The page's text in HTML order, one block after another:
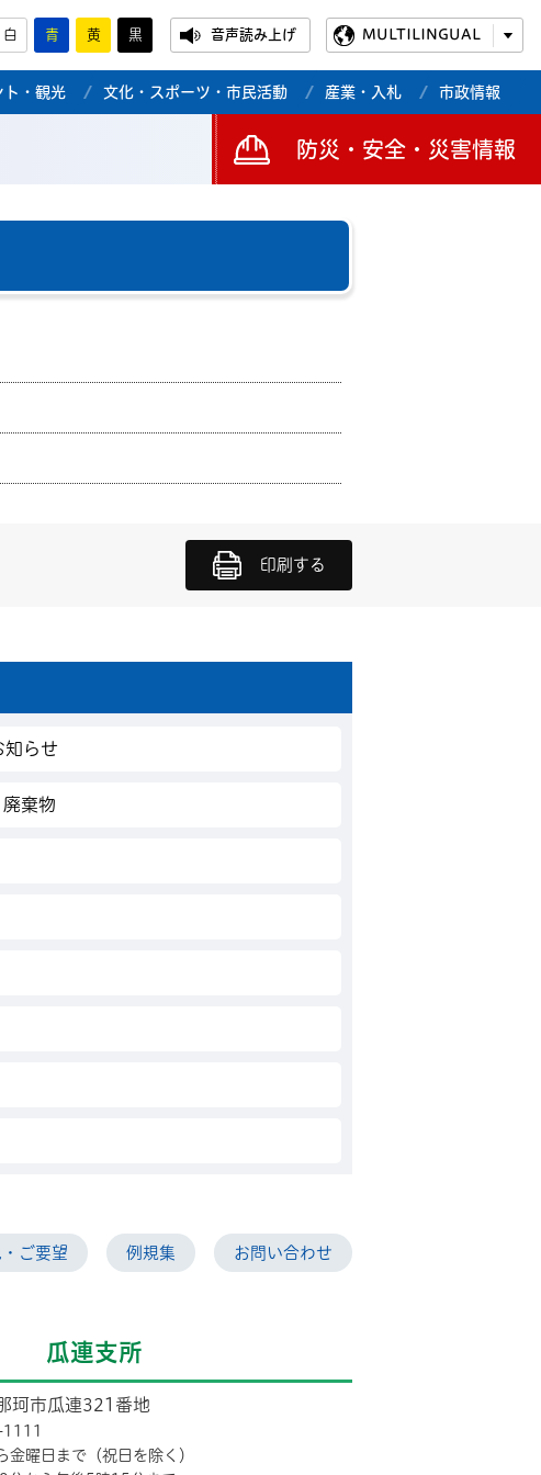
白 青 黄 黒 音声読み上げ MULTILINGUAL
ト・観光 文化・スポーツ・市民活動 産業・入札 市政情報
防災・安全・災害情報
印刷する
知らせ
棄物
ご要望 例規集 お問い合わせ
瓜連支所
珂市瓜連321番地
金曜日まで（祝日を除く）